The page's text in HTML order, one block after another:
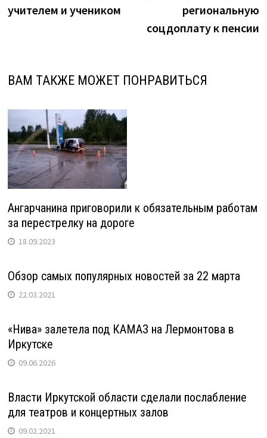
учителем и учеником
региональную
соцдоплату к пенсии
ВАМ ТАКЖЕ МОЖЕТ ПОНРАВИТЬСЯ
Ангарчанина приговорили к обязательным работам
за перестрелку на дороге
18.09.2023
Обзор самых популярных новостей за 22 марта
22.03.2021
«Нива» залетела под КАМАЗ на Лермонтова в
Иркутске
09.06.2026
Власти Иркутской области сделали послабление
для театров и концертных залов
09.02.2021